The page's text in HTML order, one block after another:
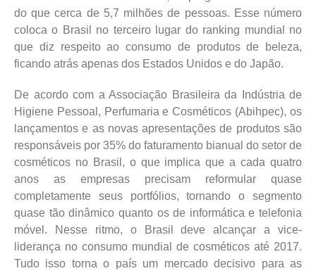
do que cerca de 5,7 milhões de pessoas. Esse número
coloca o Brasil no terceiro lugar do ranking mundial no
que diz respeito ao consumo de produtos de beleza,
ficando atrás apenas dos Estados Unidos e do Japão.
De acordo com a Associação Brasileira da Indústria de
Higiene Pessoal, Perfumaria e Cosméticos (Abihpec), os
lançamentos e as novas apresentações de produtos são
responsáveis por 35% do faturamento bianual do setor de
cosméticos no Brasil, o que implica que a cada quatro
anos as empresas precisam reformular quase
completamente seus portfólios, tornando o segmento
quase tão dinâmico quanto os de informática e telefonia
móvel. Nesse ritmo, o Brasil deve alcançar a vice-
liderança no consumo mundial de cosméticos até 2017.
Tudo isso torna o país um mercado decisivo para as